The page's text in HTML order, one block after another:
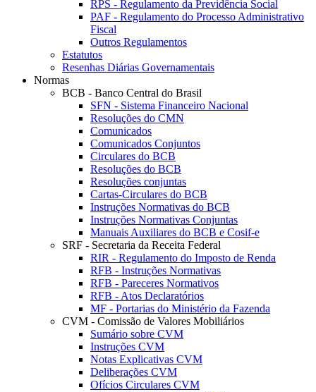
RPS - Regulamento da Previdência Social
PAF - Regulamento do Processo Administrativo
Fiscal
Outros Regulamentos
Estatutos
Resenhas Diárias Governamentais
Normas
BCB - Banco Central do Brasil
SFN - Sistema Financeiro Nacional
Resoluções do CMN
Comunicados
Comunicados Conjuntos
Circulares do BCB
Resoluções do BCB
Resoluções conjuntas
Cartas-Circulares do BCB
Instruções Normativas do BCB
Instruções Normativas Conjuntas
Manuais Auxiliares do BCB e Cosif-e
SRF - Secretaria da Receita Federal
RIR - Regulamento do Imposto de Renda
RFB - Instruções Normativas
RFB - Pareceres Normativos
RFB - Atos Declaratórios
MF - Portarias do Ministério da Fazenda
CVM - Comissão de Valores Mobiliários
Sumário sobre CVM
Instruções CVM
Notas Explicativas CVM
Deliberações CVM
Ofícios Circulares CVM